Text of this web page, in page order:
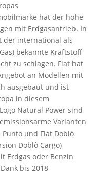
hat der hohe
mit Erdgasantrieb. In
der international als
bekannte Kraftstoff
zu schlagen. Fiat hat
an Modellen mit
ausgebaut und ist
in diesem
Natural Power sind
Varianten
Punto und Fiat Doblò
Doblò Cargo)
Erdgas oder Benzin
bis 2018